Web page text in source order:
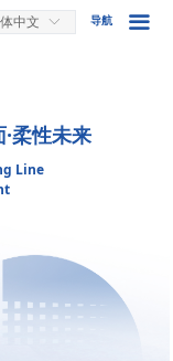
끀
导航
ꀅ
中文
柔性未来
Line